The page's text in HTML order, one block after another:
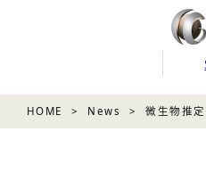
HOME News 微生物推